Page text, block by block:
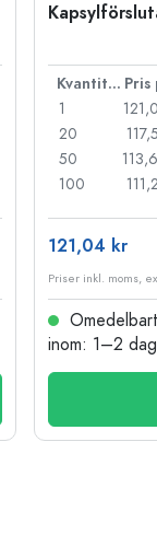
Kvantitet
1
20
50
100
121,04 kr
Priser inkl. moms,
inom: 1–2